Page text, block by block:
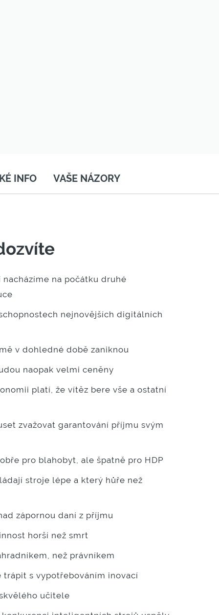
INFO VAŠE NÁZORY
nacházíme na počátku druhé
nejnovějších digitálních
v dohledné době zaniknou
naopak velmi ceněny
platí, že vítěz bere vše a ostatní
zvažovat garantování příjmu svým
pro blahobyt, ale špatně pro HDP
stroje lépe a který hůře než
zápornou daní z příjmu
horší než smrt
než právníkem
trápit s vypotřebováním inovací
učitele